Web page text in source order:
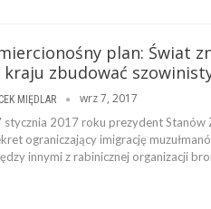
plan: Świat
kraju zbudować
MIĘDLAR wrz 7, 2017
stycznia 2017 roku prezydent Stanów
ograniczający imigrację
innymi z rabinicznej organizacji